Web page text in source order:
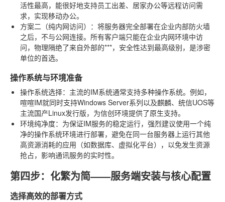
活性最高，能很好地支持员工出差、居家办公等远程访问需
求，实现移动办公。
方案二（纯内网访问） ：将服务器完全部署在企业内部防火墙
之后，不与公网连接。所有客户端只能在企业内网环境中访
问，物理隔绝了来自外部的***，安全性达到最高级别，是涉密
单位的首选。
操作系统与环境准备
操作系统选择：主流的IM系统通常支持多种操作系统。例如，
喧喧IM就同时支持Windows Server系列以及麒麟、统信UOS等
主流国产Linux发行版，为信创环境提供了原生支持。
环境纯净度：为保证IM服务的稳定运行，强烈建议使用一个纯
净的操作系统环境进行部署，避免在同一台服务器上运行其他
高资源消耗的应用（如数据库、虚拟化平台），以免发生资源
抢占，影响通讯服务的实时性。
第四步：化繁为简——服务端安装与核心配置
选择高效的部署方式